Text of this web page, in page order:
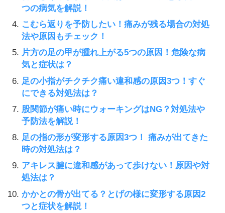
つの病気を解説！
こむら返りを予防したい！痛みが残る場合の対処
法や原因もチェック！
片方の足の甲が腫れ上がる5つの原因！危険な病
気と症状は？
足の小指がチクチク痛い違和感の原因3つ！すぐ
にできる対処法は？
股関節が痛い時にウォーキングはNG？対処法や
予防法を解説！
足の指の形が変形する原因3つ！ 痛みが出てきた
時の対処法は？
アキレス腱に違和感があって歩けない！原因や対
処法は？
かかとの骨が出てる？とげの様に変形する原因2
つと症状を解説！